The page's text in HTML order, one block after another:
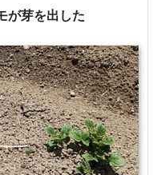
が芽を出した